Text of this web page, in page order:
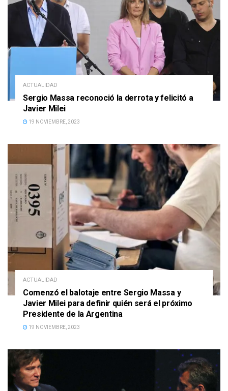
ACTUALIDAD
Sergio Massa reconoció la derrota y felicitó a
Javier Milei
19 NOVIEMBRE, 2023
ACTUALIDAD
Comenzó el balotaje entre Sergio Massa y
Javier Milei para definir quién será el próximo
Presidente de la Argentina
19 NOVIEMBRE, 2023